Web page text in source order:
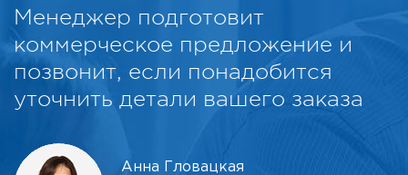
Менеджер подготовит
коммерческое предложение и
позвонит, если понадобится
уточнить детали вашего заказа
Анна Гловацкая